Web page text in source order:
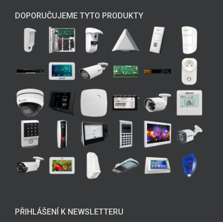
DOPORUČUJEME TYTO PRODUKTY
PŘIHLÁŠENÍ K NEWSLETTERU